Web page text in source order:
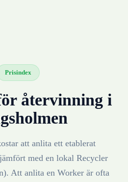
Prisindex
återvinning i
att anlita ett etablerat
med en lokal Recycler
Att anlita en Worker är ofta